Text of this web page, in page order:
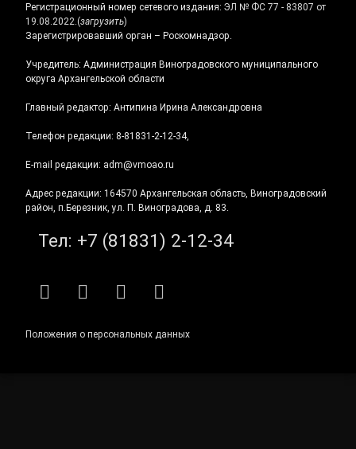
Регистрационный номер сетевого издания: ЭЛ № ФС 77 - 83807 от
19.08.2022.(загрузить)
Зарегистрировавший орган – Роскомнадзор.
Учредитель: Администрация Виноградовского муниципального
округа Архангельской области
Главный редактор: Антипина Ирина Александровна
Телефон редакции: 8-81831-2-12-34,
E-mail редакции: adm@vmoao.ru
Адрес редакции: 164570 Архангельская область, Виноградовский
район, п.Березник, ул. П. Виноградова, д. 83.
Тел: +7 (81831) 2-12-34
RSS E-mailВКонтакте
Telegram
Положения о персональных данных